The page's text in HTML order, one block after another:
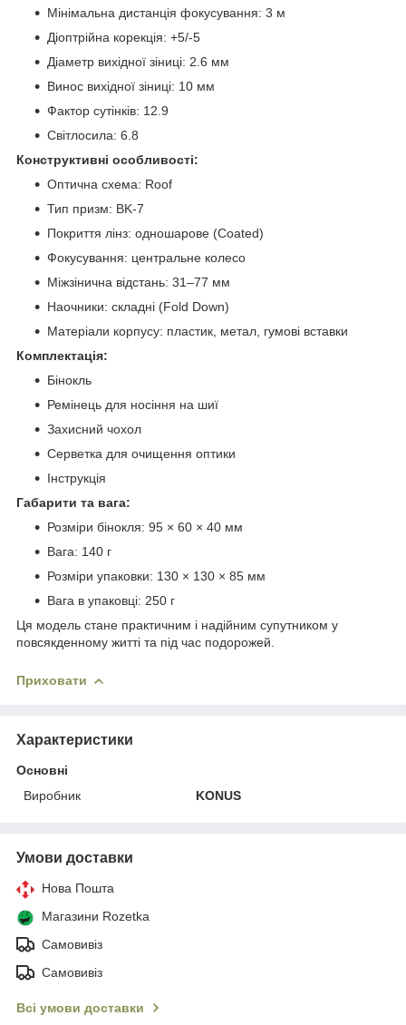
Мінімальна дистанція фокусування: 3 м
Діоптрійна корекція: +5/-5
Діаметр вихідної зіниці: 2.6 мм
Винос вихідної зіниці: 10 мм
Фактор сутінків: 12.9
Світлосила: 6.8
Конструктивні особливості:
Оптична схема: Roof
Тип призм: BK-7
Покриття лінз: одношарове (Coated)
Фокусування: центральне колесо
Міжзінична відстань: 31–77 мм
Наочники: складні (Fold Down)
Матеріали корпусу: пластик, метал, гумові вставки
Комплектація:
Бінокль
Ремінець для носіння на шиї
Захисний чохол
Серветка для очищення оптики
Інструкція
Габарити та вага:
Розміри бінокля: 95 × 60 × 40 мм
Вага: 140 г
Розміри упаковки: 130 × 130 × 85 мм
Вага в упаковці: 250 г
Ця модель стане практичним і надійним супутником у
повсякденному житті та під час подорожей.
Приховати
Характеристики
Основні
Виробник
KONUS
Умови доставки
Нова Пошта
Магазини Rozetka
Самовивіз
Самовивіз
Всі умови доставки